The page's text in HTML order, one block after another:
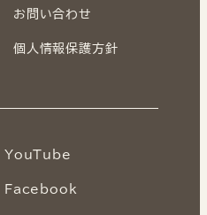
お問い合わせ
個人情報保護方針
YouTube
Facebook